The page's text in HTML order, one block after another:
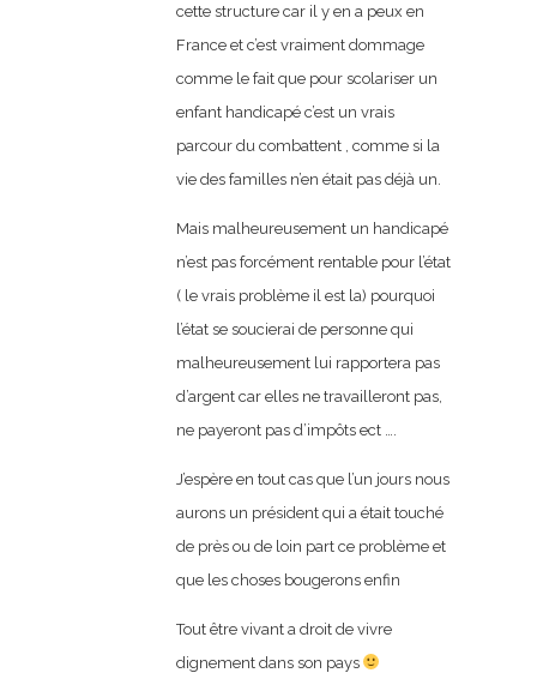
cette structure car il y en a peux en
France et c’est vraiment dommage
comme le fait que pour scolariser un
enfant handicapé c’est un vrais
parcour du combattent , comme si la
vie des familles n’en était pas déjà un.
Mais malheureusement un handicapé
n’est pas forcément rentable pour l’état
( le vrais problème il est la) pourquoi
l’état se soucierai de personne qui
malheureusement lui rapportera pas
d’argent car elles ne travailleront pas,
ne payeront pas d’impôts ect ….
J’espère en tout cas que l’un jours nous
aurons un président qui a était touché
de près ou de loin part ce problème et
que les choses bougerons enfin
Tout être vivant a droit de vivre
dignement dans son pays